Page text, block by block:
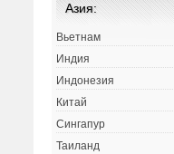
Азия:
Вьетнам
Индия
Индонезия
Китай
Сингапур
Таиланд